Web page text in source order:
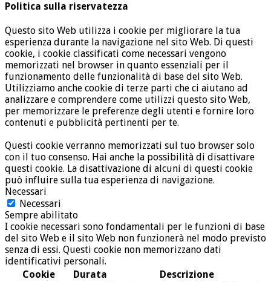
Politica sulla riservatezza
Questo sito Web utilizza i cookie per migliorare la tua
esperienza durante la navigazione nel sito Web. Di questi
cookie, i cookie classificati come necessari vengono
memorizzati nel browser in quanto essenziali per il
funzionamento delle funzionalità di base del sito Web.
Utilizziamo anche cookie di terze parti che ci aiutano ad
analizzare e comprendere come utilizzi questo sito Web,
per memorizzare le preferenze degli utenti e fornire loro
contenuti e pubblicità pertinenti per te.
Questi cookie verranno memorizzati sul tuo browser solo
con il tuo consenso. Hai anche la possibilità di disattivare
questi cookie. La disattivazione di alcuni di questi cookie
può influire sulla tua esperienza di navigazione.
Necessari
Necessari
Sempre abilitato
I cookie necessari sono fondamentali per le funzioni di base
del sito Web e il sito Web non funzionerà nel modo previsto
senza di essi. Questi cookie non memorizzano dati
identificativi personali.
Cookie
Durata Descrizione